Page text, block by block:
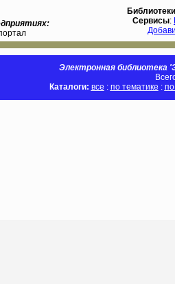
Библиотеки
Сервисы:
Электронная библиотека
Каталоги: все : по тематике :